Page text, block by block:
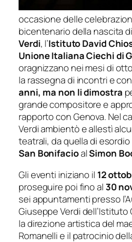
occasione delle
bicentenario della nascita di
Verdi, l’Istituto David
Unione Italiana Ciechi di
oragnizzano nei mesi di
la rassegna di incontri e
anni, ma non li dimostra
grande compositore e
rapporto con Genova. Nel
Verdi ambientò e allestì
teatrali, da quella di esordio
San BonifacioalSimon
Gli eventi iniziano il 12
proseguire poi fino al 30
sei appuntamenti presso
Giuseppe Verdi
la direzione artistica del
Romanelli e il patrocinio